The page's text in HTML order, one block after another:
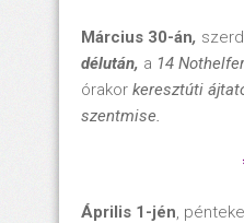
Március 30-án,
délután, a 14
órakor keresztúti
szentmise.
Április 1-jén,